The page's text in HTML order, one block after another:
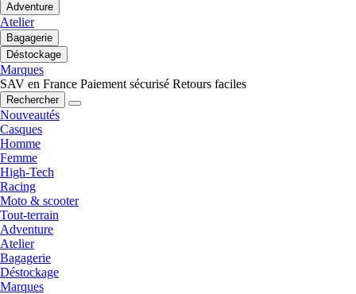
Adventure
Atelier
Bagagerie
Déstockage
Marques
SAV en France Paiement sécurisé Retours faciles
Rechercher
Nouveautés
Casques
Homme
Femme
High-Tech
Racing
Moto & scooter
Tout-terrain
Adventure
Atelier
Bagagerie
Déstockage
Marques